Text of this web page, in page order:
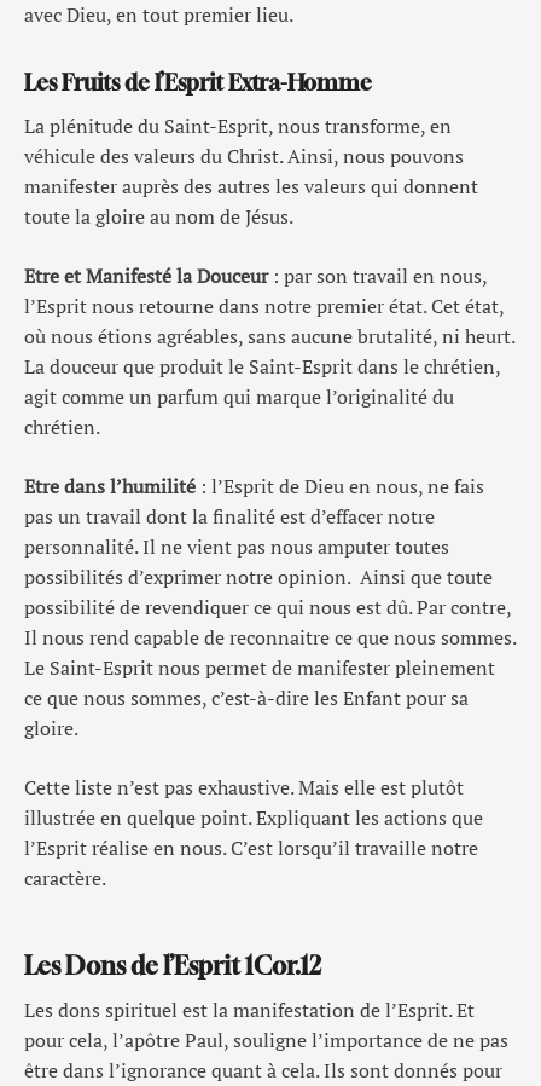
avec Dieu, en tout premier lieu.
Les Fruits de l’Esprit Extra-Homme
La plénitude du Saint-Esprit, nous transforme, en
véhicule des valeurs du Christ. Ainsi, nous pouvons
manifester auprès des autres les valeurs qui donnent
toute la gloire au nom de Jésus.
Etre et Manifesté la Douceur: par son travail en nous,
l’Esprit nous retourne dans notre premier état. Cet état,
où nous étions agréables, sans aucune brutalité, ni heurt.
La douceur que produit le Saint-Esprit dans le chrétien,
agit comme un parfum qui marque l’originalité du
chrétien.
Etre dans l’humilité : l’Esprit de Dieu en nous, ne fais
pas un travail dont la finalité est d’effacer notre
personnalité. Il ne vient pas nous amputer toutes
possibilités d’exprimer notre opinion. Ainsi que toute
possibilité de revendiquer ce qui nous est dû. Par contre,
Il nous rend capable de reconnaitre ce que nous sommes.
Le Saint-Esprit nous permet de manifester pleinement
ce que nous sommes, c’est-à-dire les Enfant pour sa
gloire.
Cette liste n’est pas exhaustive. Mais elle est plutôt
illustrée en quelque point. Expliquant les actions que
l’Esprit réalise en nous. C’est lorsqu’il travaille notre
caractère.
Les Dons de l’Esprit 1Cor.12
Les dons spirituel est la manifestation de l’Esprit. Et
pour cela, l’apôtre Paul, souligne l’importance de ne pas
être dans l’ignorance quant à cela. Ils sont donnés pour